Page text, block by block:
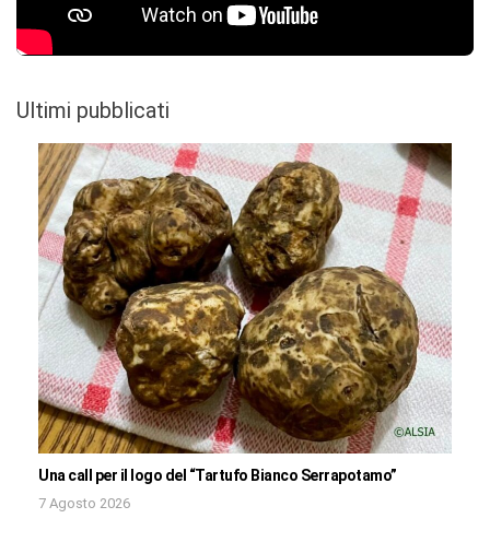
Ultimi pubblicati
Una call per il logo del “Tartufo Bianco Serrapotamo”
7 Agosto 2026